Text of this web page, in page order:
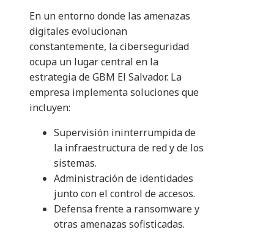
En un entorno donde las amenazas
digitales evolucionan
constantemente, la ciberseguridad
ocupa un lugar central en la
estrategia de GBM El Salvador. La
empresa implementa soluciones que
incluyen:
Supervisión ininterrumpida de
la infraestructura de red y de los
sistemas.
Administración de identidades
junto con el control de accesos.
Defensa frente a ransomware y
otras amenazas sofisticadas.